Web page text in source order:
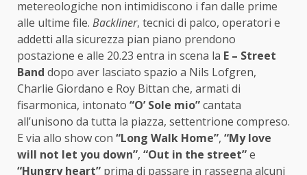
metereologiche non intimidiscono i fan dalle prime
alle ultime file. Backliner, tecnici di palco, operatori e
addetti alla sicurezza pian piano prendono
postazione e alle 20.23 entra in scena la E – Street
Band dopo aver lasciato spazio a Nils Lofgren,
Charlie Giordano e Roy Bittan che, armati di
fisarmonica, intonato “O’ Sole mio”cantata
all’unisono da tutta la piazza, settentrione compreso.
E via allo show con “Long Walk Home”, “My love
will not let you down”, “Out in the street”e
“Hungry heart” prima di passare in rassegna alcuni